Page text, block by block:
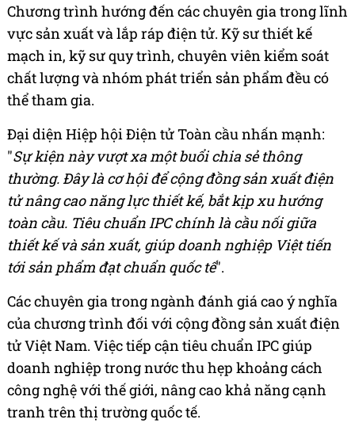
Chương trình hướng đến các chuyên gia trong lĩnh
vực sản xuất và lắp ráp điện tử. Kỹ sư thiết kế
mạch in, kỹ sư quy trình, chuyên viên kiểm soát
chất lượng và nhóm phát triển sản phẩm đều có
thể tham gia.
Đại diện Hiệp hội Điện tử Toàn cầu nhấn mạnh:
"Sự kiện này vượt xa một buổi chia sẻ thông
thường. Đây là cơ hội để cộng đồng sản xuất điện
tử nâng cao năng lực thiết kế, bắt kịp xu hướng
toàn cầu. Tiêu chuẩn IPC chính là cầu nối giữa
thiết kế và sản xuất, giúp doanh nghiệp Việt tiến
tới sản phẩm đạt chuẩn quốc tế".
Các chuyên gia trong ngành đánh giá cao ý nghĩa
của chương trình đối với cộng đồng sản xuất điện
tử Việt Nam. Việc tiếp cận tiêu chuẩn IPC giúp
doanh nghiệp trong nước thu hẹp khoảng cách
công nghệ với thế giới, nâng cao khả năng cạnh
tranh trên thị trường quốc tế.